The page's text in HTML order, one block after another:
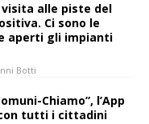
alle piste del
Ci sono le
aperti gli impianti
Botti
Chiamo”, l’App
tutti i cittadini